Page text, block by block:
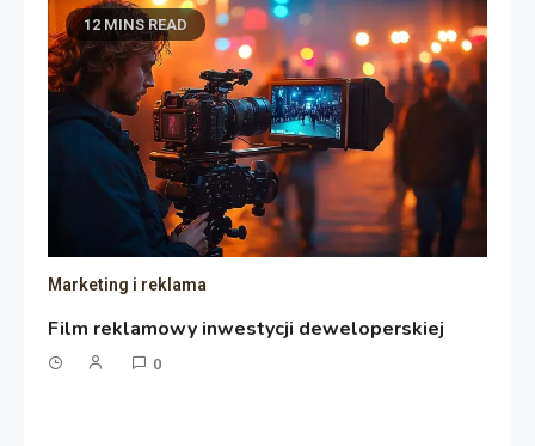
12 MINS READ
Marketing i reklama
Film reklamowy inwestycji deweloperskiej
0